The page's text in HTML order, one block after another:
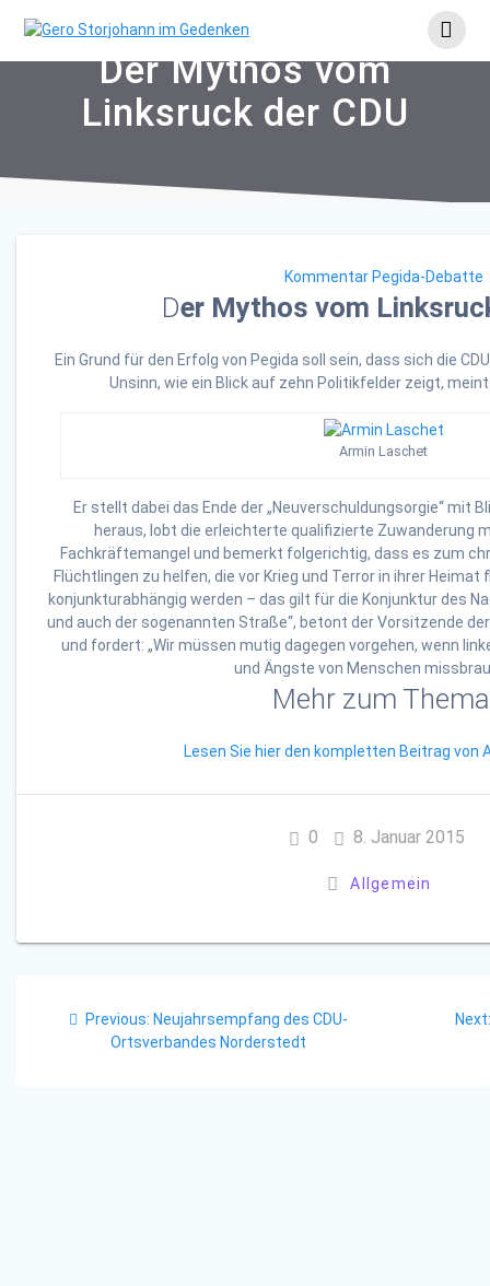
to
Der Mythos vom
Linksruck der CDU
Kommentar Pegida-Debatte
Der Mythos vom
Ein Grund für den Erfolg von Pegida soll sein, dass sich die
Unsinn, wie ein Blick auf zehn Politikfelder zeigt,
Armin Laschet
Er stellt dabei das Ende der „Neuverschuldungsorgie“ mit
heraus, lobt die erleichterte qualifizierte Zuwanderung
Fachkräftemangel und bemerkt folgerichtig, dass es zum
Flüchtlingen zu helfen, die vor Krieg und Terror in ihrer
konjunkturabhängig werden – das gilt für die Konjunktur des
und auch der sogenannten Straße“, betont der Vorsitzende
und fordert: „Wir müssen mutig dagegen vorgehen, wenn
und Ängste von Menschen
Mehr zum
Lesen Sie hier den kompletten Beitrag von
0 8. Januar 2015
Allgemein
Previous: Previous
post:
Neujahrsempfang des CDU-
Ortsverbandes Norderstedt
Next: